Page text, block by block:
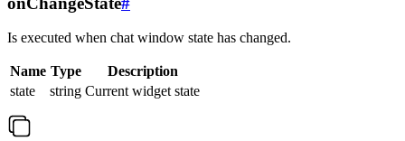
Is executed when chat window state has changed.
Name Type
Description
state
string Current widget state